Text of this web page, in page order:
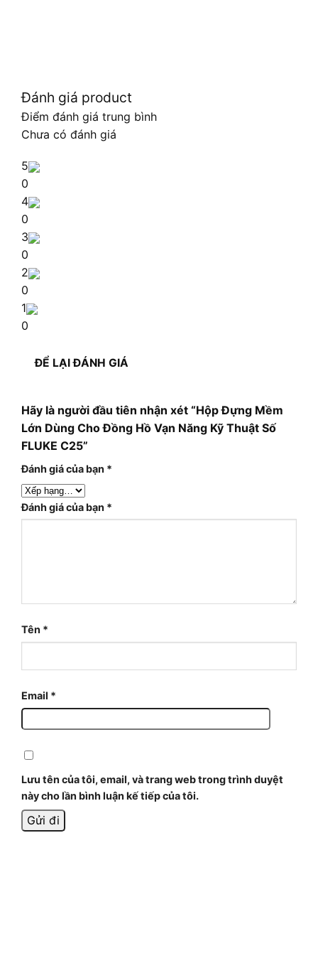
Đánh giá product
Điểm đánh giá trung bình
Chưa có đánh giá
5
0
4
0
3
0
2
0
1
0
ĐỂ LẠI ĐÁNH GIÁ
Hãy là người đầu tiên nhận xét “Hộp Đựng Mềm
Lớn Dùng Cho Đồng Hồ Vạn Năng Kỹ Thuật Số
FLUKE C25”
Đánh giá của bạn *
Đánh giá của bạn *
Tên *
Email *
Lưu tên của tôi, email, và trang web trong trình duyệt
này cho lần bình luận kế tiếp của tôi.